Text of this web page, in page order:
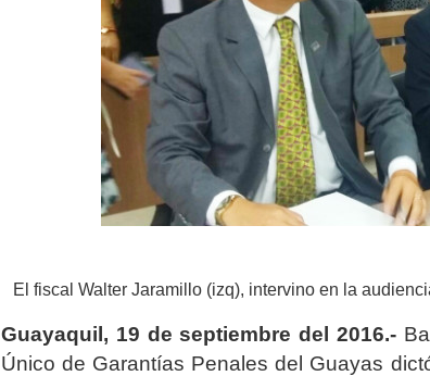
El fiscal Walter Jaramillo (izq), intervino en la
Guayaquil, 19 de septiembre del 2016.-
Único de Garantías Penales del Guayas